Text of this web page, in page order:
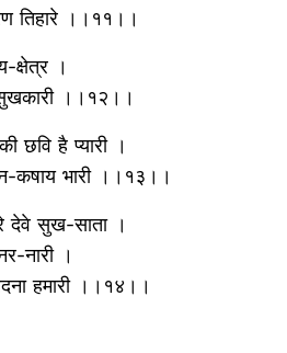
तिहारे ।।११।।
क्षेत्र ।
सुखकारी ।।१२।।
छवि है प्यारी ।
कषाय भारी ।।१३।।
देवे सुख-साता ।
नारी ।
हमारी ।।१४।।